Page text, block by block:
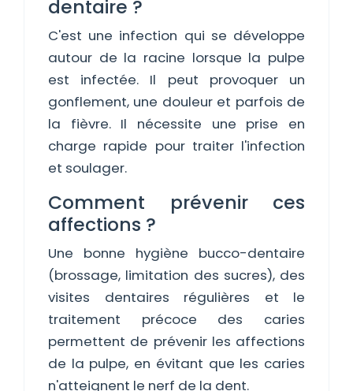
dentaire ?
C'est une infection qui se développe
autour de la racine lorsque la pulpe
est infectée. Il peut provoquer un
gonflement, une douleur et parfois de
la fièvre. Il nécessite une prise en
charge rapide pour traiter l'infection
et soulager.
Comment prévenir ces
affections ?
Une bonne hygiène bucco-dentaire
(brossage, limitation des sucres), des
visites dentaires régulières et le
traitement précoce des caries
permettent de prévenir les affections
de la pulpe, en évitant que les caries
n'atteignent le nerf de la dent.